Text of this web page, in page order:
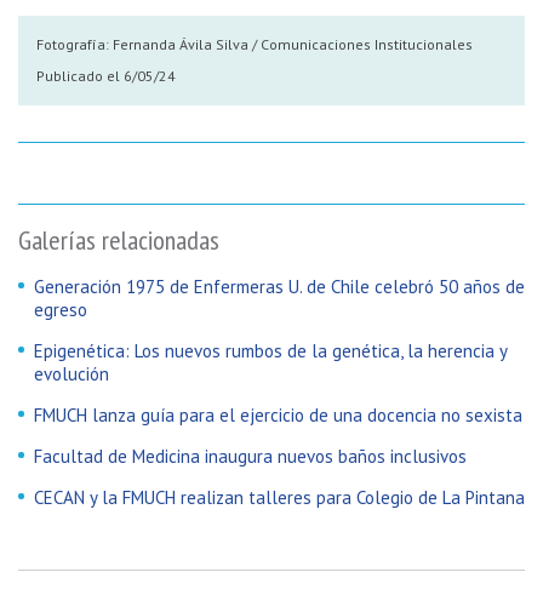
Galerías relacionadas
Generación 1975 de Enfermeras U. de Chile celebró 50 años de
egreso
Epigenética: Los nuevos rumbos de la genética, la herencia y
evolución
FMUCH lanza guía para el ejercicio de una docencia no sexista
Facultad de Medicina inaugura nuevos baños inclusivos
CECAN y la FMUCH realizan talleres para Colegio de La Pintana
Fotografía: Fernanda Ávila Silva / Comunicaciones Institucionales
Publicado el 6/05/24